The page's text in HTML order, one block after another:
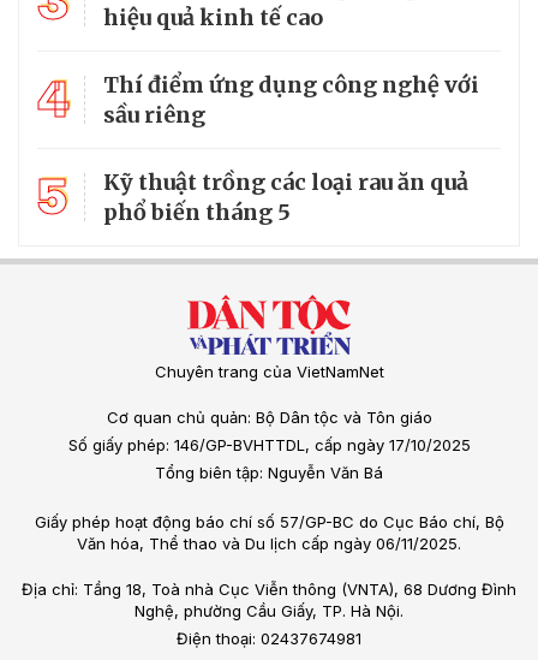
hiệu quả kinh tế cao
4
Thí điểm ứng dụng công nghệ với
sầu riêng
5
Kỹ thuật trồng các loại rau ăn quả
phổ biến tháng 5
Chuyên trang của VietNamNet
Cơ quan chủ quản: Bộ Dân tộc và Tôn giáo
Số giấy phép: 146/GP-BVHTTDL, cấp ngày 17/10/2025
Tổng biên tập: Nguyễn Văn Bá
Giấy phép hoạt động báo chí số 57/GP-BC do Cục Báo chí, Bộ
Văn hóa, Thể thao và Du lịch cấp ngày 06/11/2025.
Địa chỉ: Tầng 18, Toà nhà Cục Viễn thông (VNTA), 68 Dương Đình
Nghệ, phường Cầu Giấy, TP. Hà Nội.
Điện thoại: 02437674981